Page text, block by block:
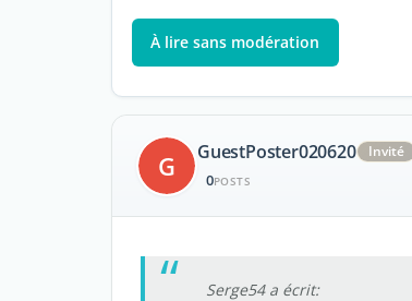
À lire sans modération
G GuestPoster020620 Invité
0POSTS
Serge54 a écrit: